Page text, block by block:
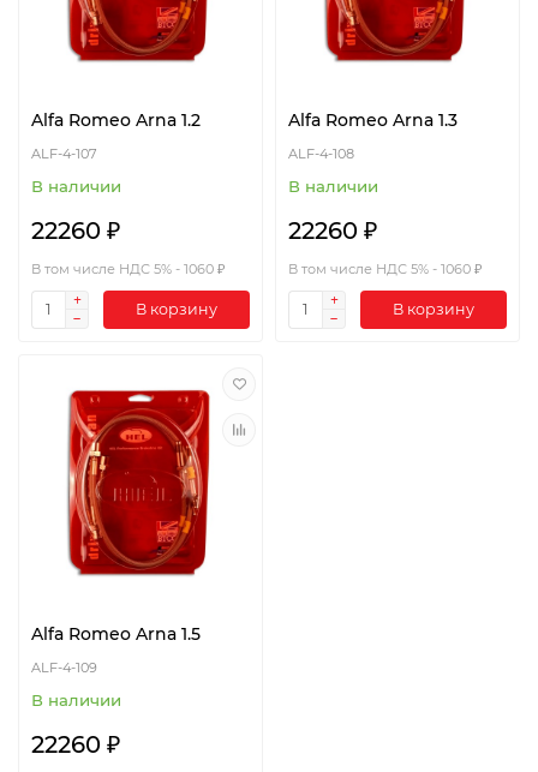
Alfa Romeo Arna 1.2
ALF-4-107
В наличии
22260 ₽
В том числе НДС 5% - 1060 ₽
В корзину
Alfa Romeo Arna 1.3
ALF-4-108
В наличии
22260 ₽
В том числе НДС 5% - 1060 ₽
В корзину
Alfa Romeo Arna 1.5
ALF-4-109
В наличии
22260 ₽